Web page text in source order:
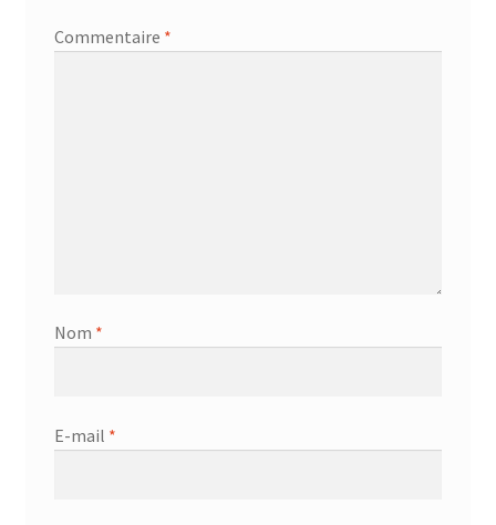
Commentaire *
Nom *
E-mail *